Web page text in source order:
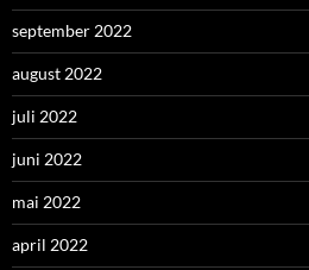
september 2022
august 2022
juli 2022
juni 2022
mai 2022
april 2022